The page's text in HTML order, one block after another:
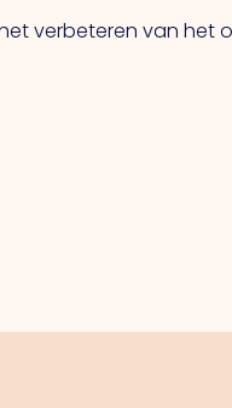
verbeteren van het